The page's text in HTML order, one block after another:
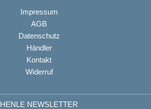
Impressum
AGB
Datenschutz
Händler
Kontakt
Widerruf
HENLE NEWSLETTER